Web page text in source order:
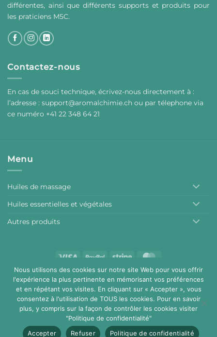
différentes, ainsi que différents supports et produits pour
les praticiens M5C.
Contactez-nous
En cas de souci technique, écrivez-nous directement à :
l’adresse : support@aromalchimie.ch ou par télephone via
ce numéro +41 22 348 64 21
Menu
Huiles de massage
Huiles essentielles et végétales
Autres produits
Visa PayPal Stripe
Conditions générales de vente Mentions légales
Copyright 2026 ©Aromalchimie
Nous utilisons des cookies sur notre site Web pour vous offrir
l'expérience la plus pertinente en mémorisant vos préférences
et en répétant vos visites. En cliquant sur « Accepter », vous
consentez à l'utilisation de TOUS les cookies. Pour en savoir
plus, y compris sur la façon de contrôler les cookies visiter
"Politique de confidentialité"
Accepter
Refuser Politique de confidentialité